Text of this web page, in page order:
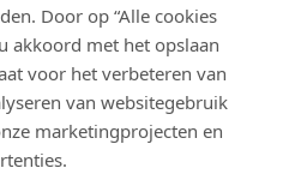
Door op “Alle cookies
akkoord met het opslaan
voor het verbeteren van
van websitegebruik
marketingprojecten en
terug
Easy Learning®
de NHA e-